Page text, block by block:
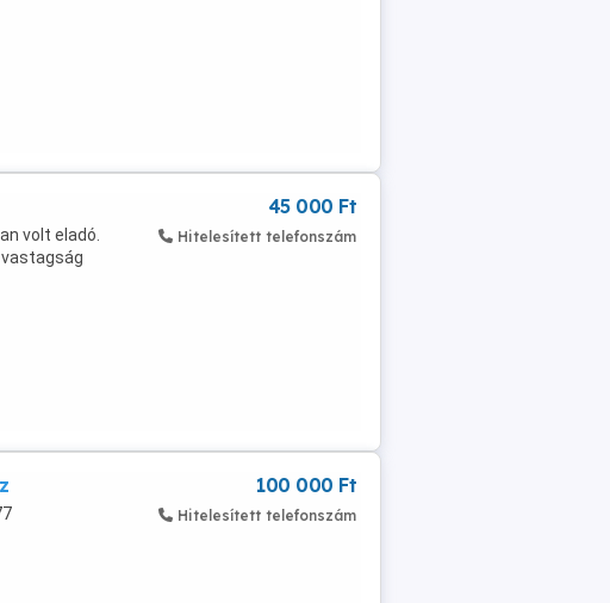
volt eladó.
45 000 Ft
Hitelesített telefonszám
100 000 Ft
Hitelesített telefonszám